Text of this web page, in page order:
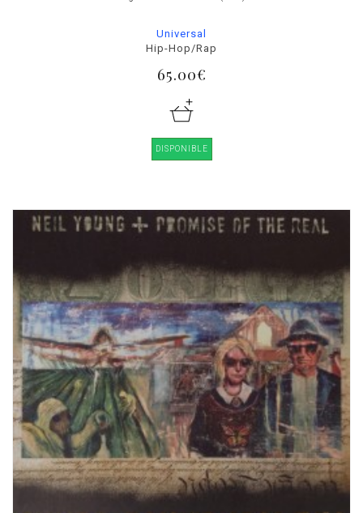
Universal
Hip-Hop/Rap
65.00€
DISPONIBLE